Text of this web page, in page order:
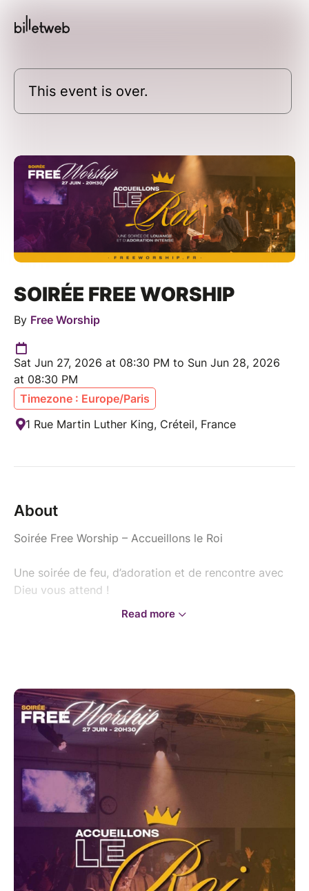
This event is over.
SOIRÉE FREE WORSHIP
By Free Worship
Sat Jun 27, 2026 at 08:30 PM to Sun Jun 28, 2026
at 08:30 PM
Timezone : Europe/Paris
1 Rue Martin Luther King, Créteil, France
About
Soirée Free Worship – Accueillons le Roi
Une soirée de feu, d’adoration et de rencontre avec
Dieu vous attend !
Dans un monde où tout va vite, prenons le temps de
nous arrêter pour honorer la présence de Jésus, le roi
des rois. Cette soirée sera un moment d'adoration
intense, de communion fraternelle et de recherche
profonde du cœur de Dieu.
✨ Venez comme vous êtes, avec un cœur disposé à
le rencontrer.
Au programme
Louange inspirée et passionnée
Read more